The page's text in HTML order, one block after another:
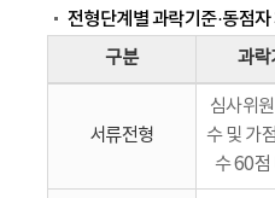
전형단계별 과락기준·동점
구분 과락
서류전형
심사위
수 및 가
수 60점